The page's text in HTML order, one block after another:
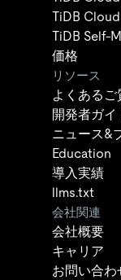
TiDB
TiDB Self-
価格
リソース
よくあるご
開発者ガイ
ニュース&
Education
導入実績
llms.txt
会社関連
会社概要
キャリア
お問い合わ